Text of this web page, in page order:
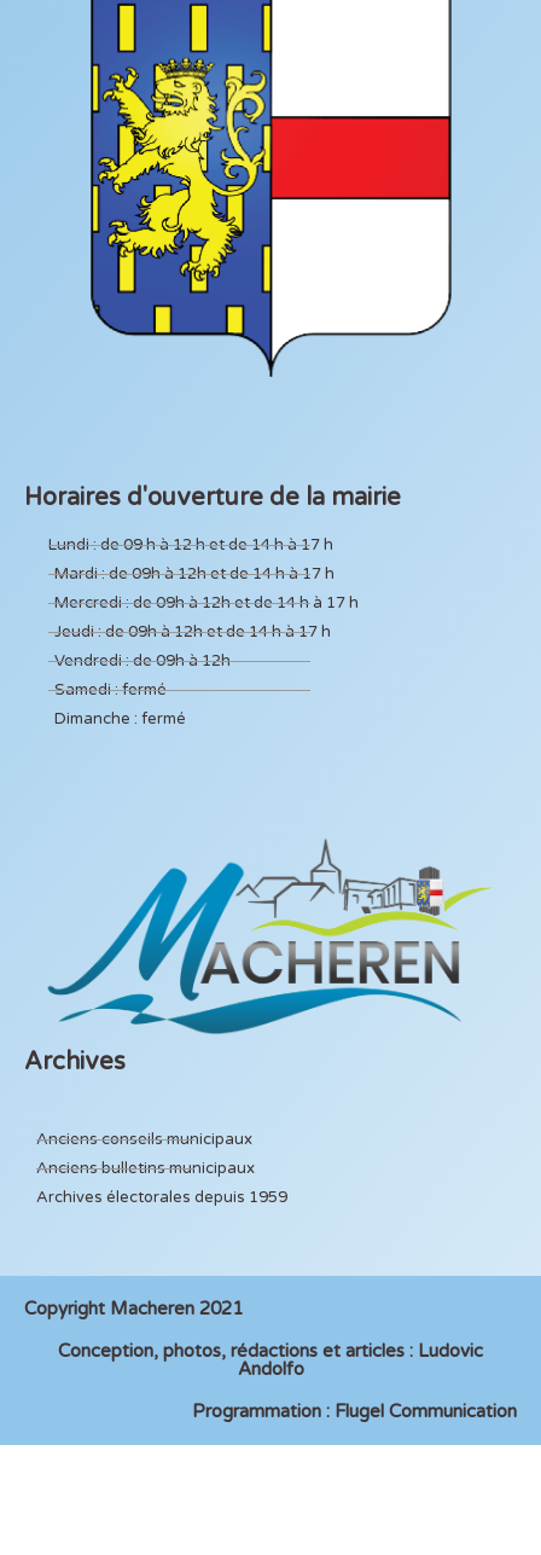
Horaires d'ouverture de la mairie
Lundi : de 09 h à 12 h et de 14 h à 17 h
Mardi : de 09h à 12h et de 14 h à 17 h
Mercredi : de 09h à 12h et de 14 h à 17 h
Jeudi : de 09h à 12h et de 14 h à 17 h
Vendredi : de 09h à 12h
Samedi : fermé
Dimanche : fermé
Archives
Anciens conseils municipaux
Anciens bulletins municipaux
Archives électorales depuis 1959
Copyright Macheren 2021
Conception, photos, rédactions et articles : Ludovic
Andolfo
Programmation : Flugel Communication